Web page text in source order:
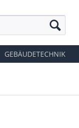
GEBÄUDETECHNIK